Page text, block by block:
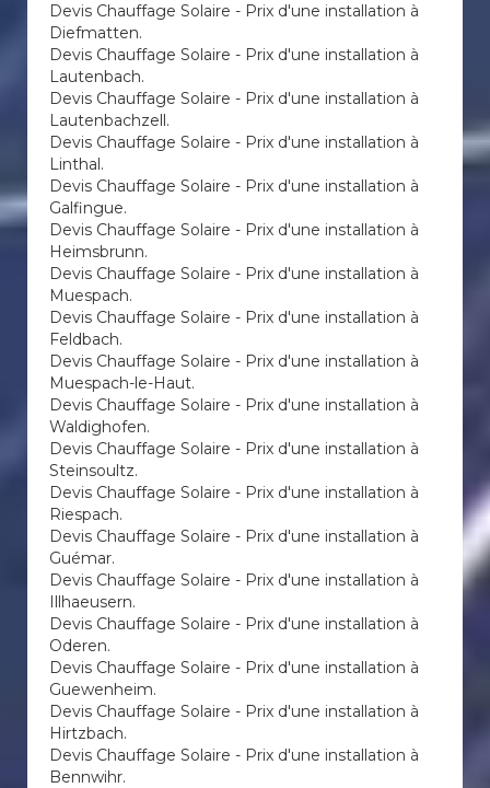
Devis Chauffage Solaire - Prix d'une installation à
Diefmatten.
Devis Chauffage Solaire - Prix d'une installation à
Lautenbach.
Devis Chauffage Solaire - Prix d'une installation à
Lautenbachzell.
Devis Chauffage Solaire - Prix d'une installation à
Linthal.
Devis Chauffage Solaire - Prix d'une installation à
Galfingue.
Devis Chauffage Solaire - Prix d'une installation à
Heimsbrunn.
Devis Chauffage Solaire - Prix d'une installation à
Muespach.
Devis Chauffage Solaire - Prix d'une installation à
Feldbach.
Devis Chauffage Solaire - Prix d'une installation à
Muespach-le-Haut.
Devis Chauffage Solaire - Prix d'une installation à
Waldighofen.
Devis Chauffage Solaire - Prix d'une installation à
Steinsoultz.
Devis Chauffage Solaire - Prix d'une installation à
Riespach.
Devis Chauffage Solaire - Prix d'une installation à
Guémar.
Devis Chauffage Solaire - Prix d'une installation à
Illhaeusern.
Devis Chauffage Solaire - Prix d'une installation à
Oderen.
Devis Chauffage Solaire - Prix d'une installation à
Guewenheim.
Devis Chauffage Solaire - Prix d'une installation à
Hirtzbach.
Devis Chauffage Solaire - Prix d'une installation à
Bennwihr.